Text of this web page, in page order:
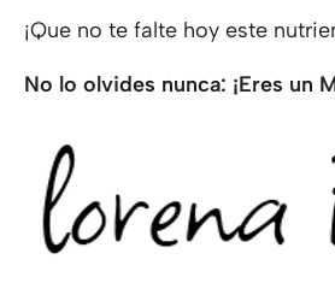
¡Que no te falte hoy este
No lo olvides nunca: ¡Eres un